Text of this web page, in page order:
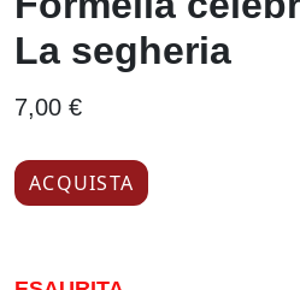
La segheria
7,00 €
ACQUISTA